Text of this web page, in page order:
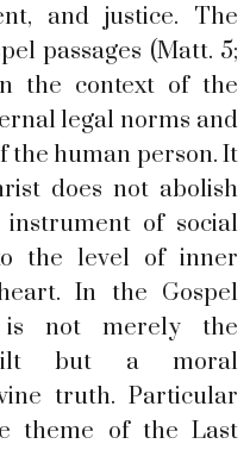
and justice. The
passages (Matt. 5;
the context of the
legal norms and
the human person. It
does not abolish
of social
the level of inner
In the Gospel
is not merely the
but a moral
truth. Particular
theme of the Last